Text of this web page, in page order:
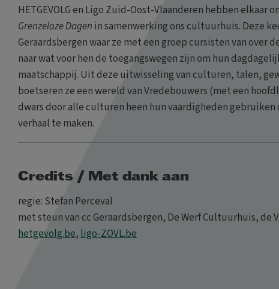
HETGEVOLG en Ligo Zuid-Oost-Vlaanderen hebben elkaar
Grenzeloze Dagen in samenwerking ons cultuurhuis. Deze
Geraardsbergen waar ze met een groep cursisten van over
naar wat voor hen de toegangswegen zijn om hun
maatschappij. Uit deze uitwisseling van culturen, talen,
boetseren ze een wereld van Vredebouwers (met een
dwars door alle culturen heen hun vaardigheden
verhaal te maken.
Credits / Met dank aan
regie: Stefan Perceval
met steun van cc Geraardsbergen, De Werf Cultuurhuis, de
hetgevolg.be,ligo-ZOVL.be